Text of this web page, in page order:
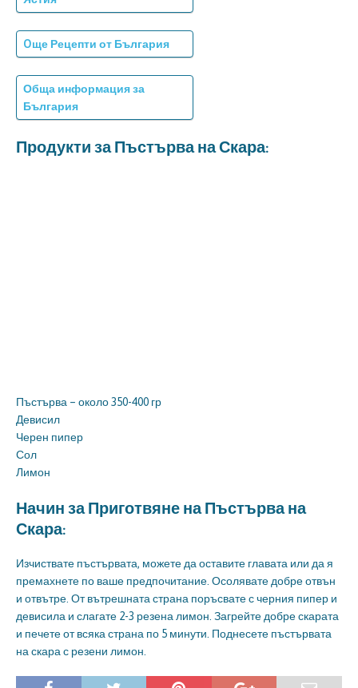
Oще Рецепти от България
Обща информация за
България
Продукти за Пъстърва на Скара:
Пъстърва – около 350-400 гр
Девисил
Черен пипер
Сол
Лимон
Начин за Приготвяне на Пъстърва на
Скара:
Изчиствате пъстървата, можете да оставите главата или да я
премахнете по ваше предпочитание. Осолявате добре отвън
и отвътре. От вътрешната страна поръсвате с черния пипер и
девисила и слагате 2-3 резена лимон. Загрейте добре скарата
и печете от всяка страна по 5 минути. Поднесете пъстървата
на скара с резени лимон.